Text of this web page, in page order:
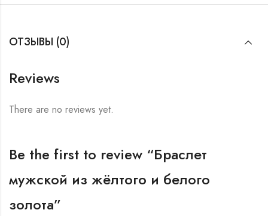
ОТЗЫВЫ (0)
Reviews
There are no reviews yet.
Be the first to review “Браслет
мужской из жёлтого и белого
золота”